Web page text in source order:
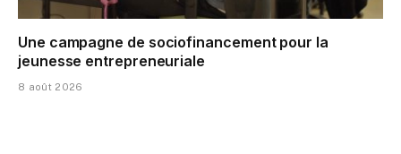
Une campagne de sociofinancement pour la
jeunesse entrepreneuriale
8 août 2026